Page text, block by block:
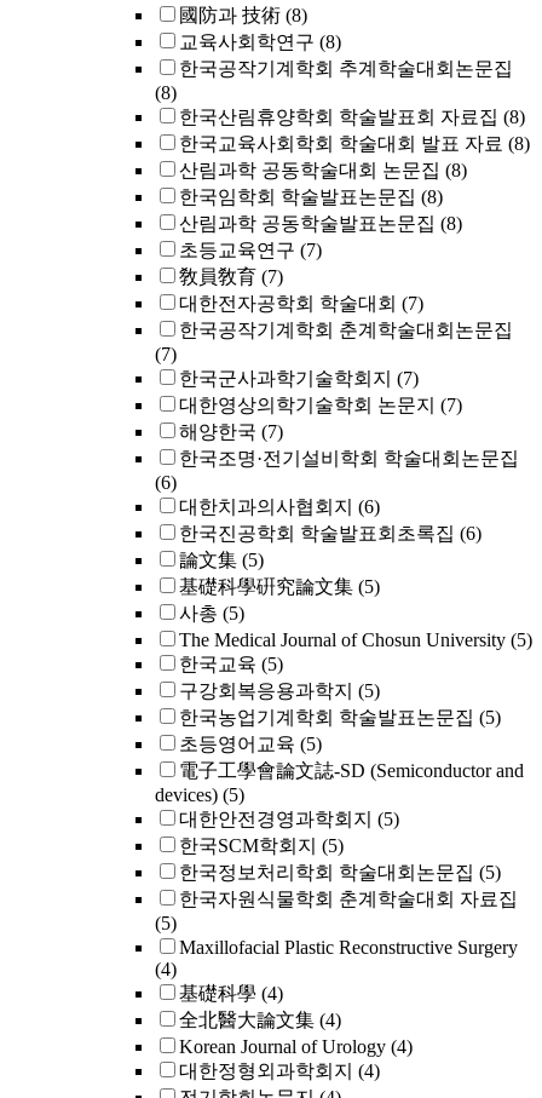
國防과 技術 (8)
교육사회학연구 (8)
한국공작기계학회 추계학술대회논문집
(8)
한국산림휴양학회 학술발표회 자료집 (8)
한국교육사회학회 학술대회 발표 자료 (8)
산림과학 공동학술대회 논문집 (8)
한국임학회 학술발표논문집 (8)
산림과학 공동학술발표논문집 (8)
초등교육연구 (7)
敎員敎育 (7)
대한전자공학회 학술대회 (7)
한국공작기계학회 춘계학술대회논문집
(7)
한국군사과학기술학회지 (7)
대한영상의학기술학회 논문지 (7)
해양한국 (7)
한국조명·전기설비학회 학술대회논문집
(6)
대한치과의사협회지 (6)
한국진공학회 학술발표회초록집 (6)
論文集 (5)
基礎科學硏究論文集 (5)
사총 (5)
The Medical Journal of Chosun University (5)
한국교육 (5)
구강회복응용과학지 (5)
한국농업기계학회 학술발표논문집 (5)
초등영어교육 (5)
電子工學會論文誌-SD (Semiconductor and
devices) (5)
대한안전경영과학회지 (5)
한국SCM학회지 (5)
한국정보처리학회 학술대회논문집 (5)
한국자원식물학회 춘계학술대회 자료집
(5)
Maxillofacial Plastic Reconstructive Surgery
(4)
基礎科學 (4)
全北醫大論文集 (4)
Korean Journal of Urology (4)
대한정형외과학회지 (4)